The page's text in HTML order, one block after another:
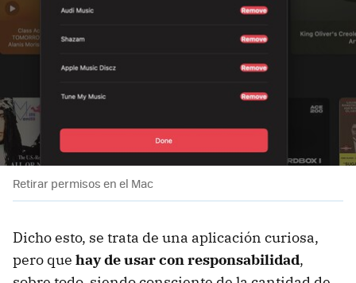
Retirar permisos en el Mac
Dicho esto, se trata de una aplicación curiosa,
pero que hay de usar con responsabilidad,